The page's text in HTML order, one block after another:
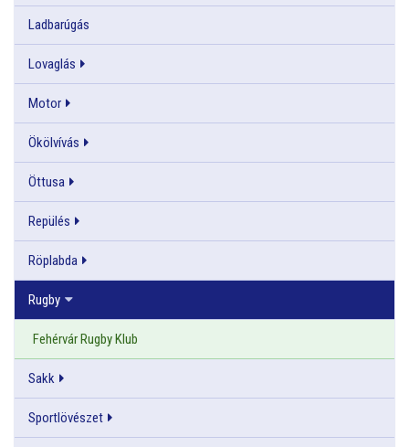
Ladbarúgás
Lovaglás
Motor
Ökölvívás
Öttusa
Repülés
Röplabda
Rugby
Fehérvár Rugby Klub
Sakk
Sportlövészet